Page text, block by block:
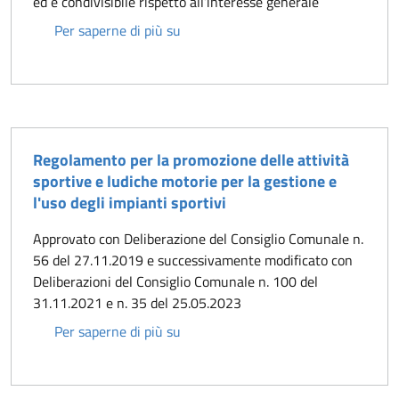
Per saperne di più su
Regolamento per la promozione delle attività
sportive e ludiche motorie per la gestione e
l'uso degli impianti sportivi
Approvato con Deliberazione del Consiglio Comunale n.
56 del 27.11.2019 e successivamente modificato con
Deliberazioni del Consiglio Comunale n. 100 del
31.11.2021 e n. 35 del 25.05.2023
Per saperne di più su